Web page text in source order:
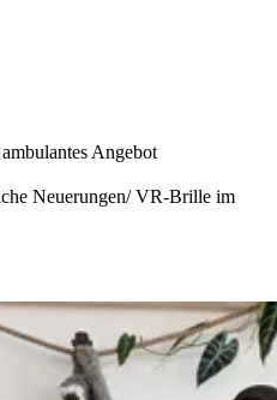
Angebot
Neuerungen/ VR-Brille im